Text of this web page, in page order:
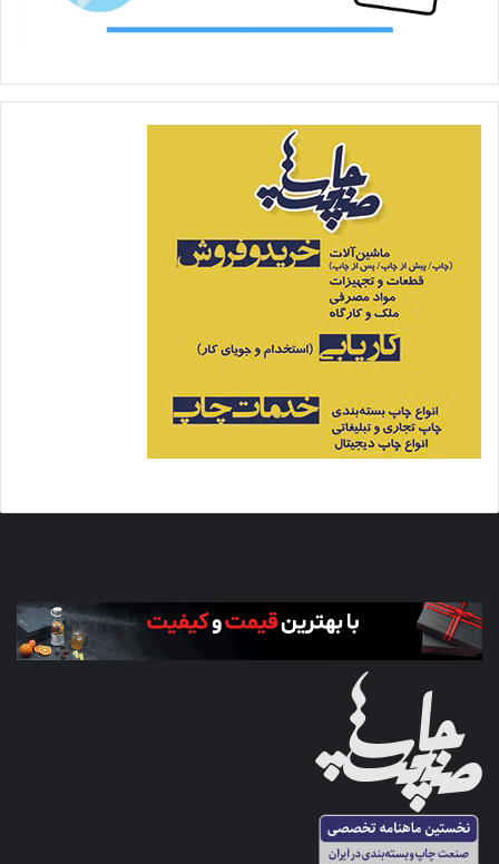
تهرانی، به‌ویژه در روزهای تعطیل، شمار قابل توجهی از
دستاورد تجاری معینی برای غرفه‌داران باشیم.
خرید و فروش ماشین‌آلات، تجهیزات و مواد
مصرفی کلیک کنید!
ماهنامه صنعت چاپ 458